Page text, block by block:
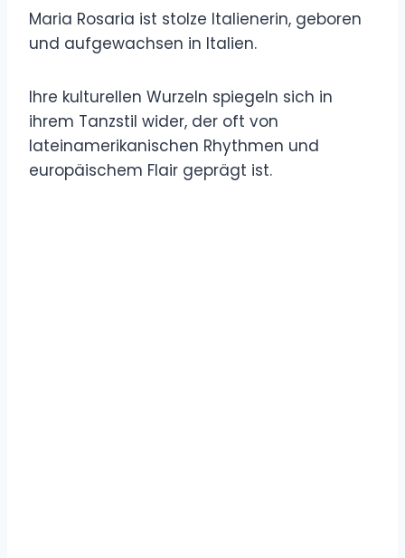
Maria Rosaria ist stolze Italienerin, geboren
und aufgewachsen in Italien.
Ihre kulturellen Wurzeln spiegeln sich in
ihrem Tanzstil wider, der oft von
lateinamerikanischen Rhythmen und
europäischem Flair geprägt ist.